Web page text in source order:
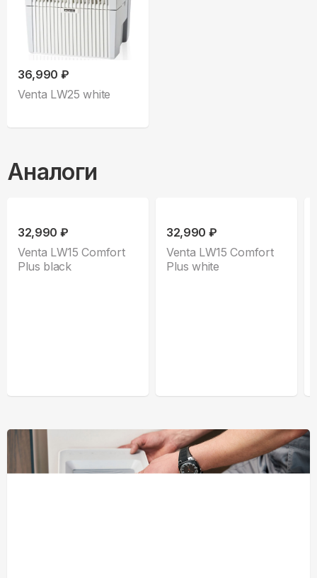
36,990 ₽
Venta LW25 white
Аналоги
32,990 ₽
Venta LW15 Comfort
Plus black
32,990 ₽
Venta LW15 Comfort
Plus white